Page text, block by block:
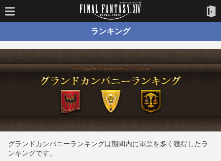
ランキング
グランドカンパニーランキングは期間内に軍票を多く獲得したラ
ンキングです。